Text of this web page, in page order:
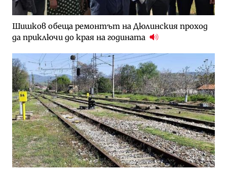
Шишков обеща ремонтът на Дюлинския проход
да приключи до края на годината